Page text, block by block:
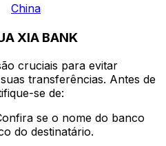
China
XIA BANK
cruciais para evitar
transferências. Antes de
se de:
se o nome do banco
do destinatário.